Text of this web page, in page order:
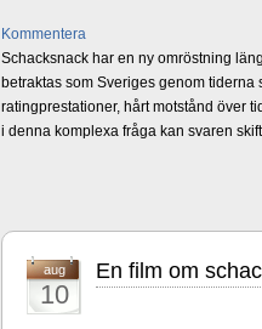
Kommentera
Schacksnack har en ny omröstning
betraktas som Sveriges genom
ratingprestationer, hårt motstånd över
i denna komplexa fråga kan svaren
aug
10
En film om